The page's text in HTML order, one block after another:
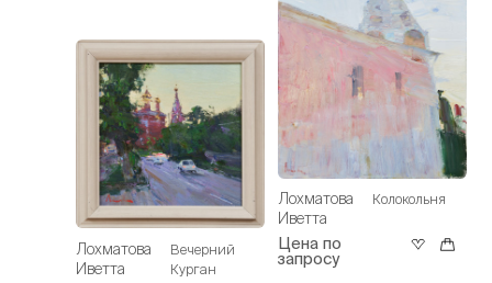
Лохматова
Иветта
Вечерний
Курган
Лохматова
Иветта
Колокольня
Цена по
запросу